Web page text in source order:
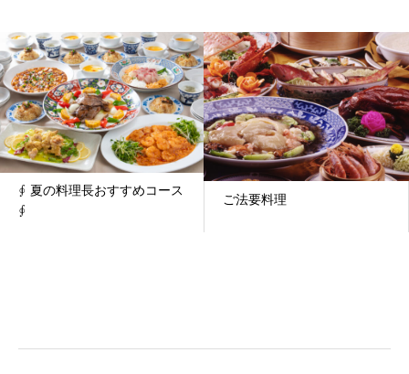
∮ 夏の料理長おすすめコース
∮
ご法要料理